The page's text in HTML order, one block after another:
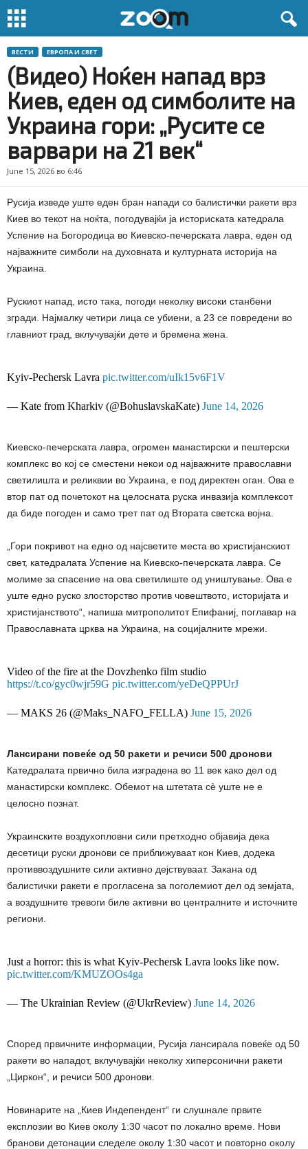
ВЕСТИ ЕВРОПА И СВЕТ
(Видео) Ноќен напад врз
Киев, еден од симболите на
Украина гори: „Русите се
варвари на 21 век“
June 15, 2026 во 6:46
Русија изведе уште еден бран напади со балистички ракети врз
Киев во текот на ноќта, погодувајќи ја историската катедрала
Успение на Богородица во Киевско-печерската лавра, еден од
најважните симболи на духовната и културната историја на
Украина.
Рускиот напад, исто така, погоди неколку високи станбени
згради. Најмалку четири лица се убиени, а 23 се повредени во
главниот град, вклучувајќи дете и бремена жена.
Kyiv-Pechersk Lavra pic.twitter.com/uIk15v6F1V
— Kate from Kharkiv (@BohuslavskaKate) June 14, 2026
Киевско-печерската лавра, огромен манастирски и пештерски
комплекс во кој се сместени некои од најважните православни
светилишта и реликвии во Украина, е под директен оган. Ова е
втор пат од почетокот на целосната руска инвазија комплексот
да биде погоден и само трет пат од Втората светска војна.
„Гори покривот на едно од најсветите места во христијанскиот
свет, катедралата Успение на Киевско-печерската лавра. Се
молиме за спасение на ова светилиште од уништување. Ова е
уште едно руско злосторство против човештвото, историјата и
христијанството“, напиша митрополитот Епифаниј, поглавар на
Православната црква на Украина, на социјалните мрежи.
Video of the fire at the Dovzhenko film studio
https://t.co/gyc0wjr59G pic.twitter.com/yeDeQPPUrJ
— MAKS 26 (@Maks_NAFO_FELLA) June 15, 2026
Лансирани повеќе од 50 ракети и речиси 500 дронови
Катедралата првично била изградена во 11 век како дел од
манастирски комплекс. Обемот на штетата сè уште не е
целосно познат.
Украинските воздухопловни сили претходно објавија дека
десетици руски дронови се приближуваат кон Киев, додека
противвоздушните сили активно дејствуваат. Закана од
балистички ракети е прогласена за поголемиот дел од земјата,
а воздушните тревоги биле активни во централните и источните
региони.
Just a horror: this is what Kyiv-Pechersk Lavra looks like now.
pic.twitter.com/KMUZOOs4ga
— The Ukrainian Review (@UkrReview) June 14, 2026
Според првичните информации, Русија лансирала повеќе од 50
ракети во нападот, вклучувајќи неколку хиперсонични ракети
„Циркон“, и речиси 500 дронови.
Новинарите на „Киев Индепендент“ ги слушнале првите
експлозии во Киев околу 1:30 часот по локално време. Нови
бранови детонации следеле околу 1:30 часот и повторно околу